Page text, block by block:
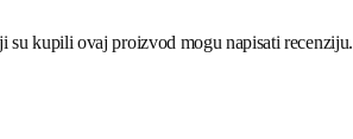
su kupili ovaj proizvod mogu napisati recenziju.